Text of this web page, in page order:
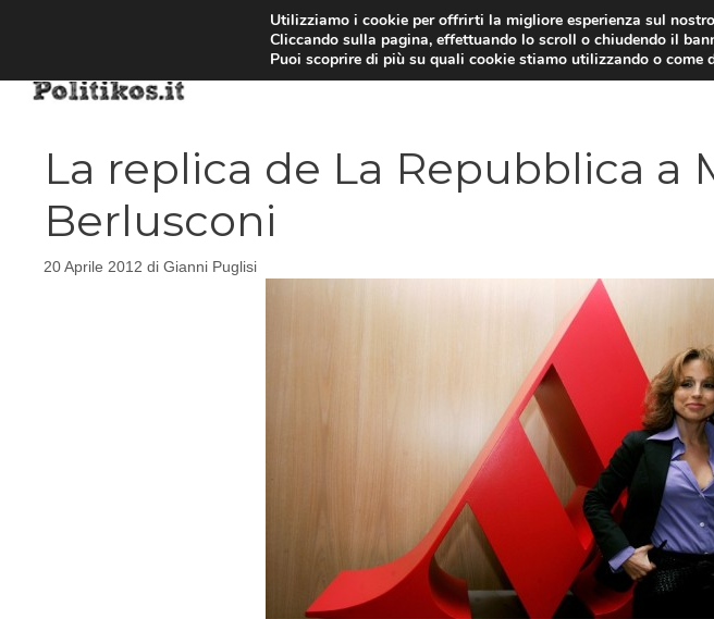
La replica de La Repubblica a
Berlusconi
20 Aprile 2012 di Gianni Puglisi
Utilizziamo i cookie per offrirti la migliore esperienza sul
Cliccando sulla pagina, effettuando lo scroll o chiudendo il
Puoi scoprire di più su quali cookie stiamo utilizzando o